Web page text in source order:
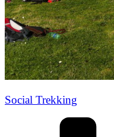
Social Trekking